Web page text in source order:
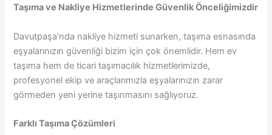
Taşıma ve Nakliye Hizmetlerinde Güvenlik Önceliğimizdir
Davutpaşa’nda nakliye hizmeti sunarken, taşıma esnasında
eşyalarınızın güvenliği bizim için çok önemlidir. Hem ev
taşıma hem de ticari taşımacılık hizmetlerimizde,
profesyonel ekip ve araçlarımızla eşyalarınızın zarar
görmeden yeni yerine taşınmasını sağlıyoruz.
Farklı Taşıma Çözümleri